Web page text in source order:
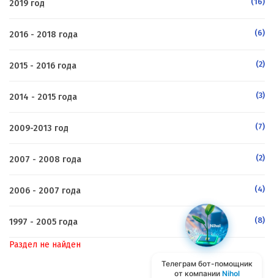
Телеграм бот-помощник
от компании Nihol
2019 год
2016 - 2018 года (6)
2015 - 2016 года (2)
2014 - 2015 года (3)
2009-2013 год (7)
2007 - 2008 года (2)
2006 - 2007 года (4)
1997 - 2005 года (8)
Раздел не найден